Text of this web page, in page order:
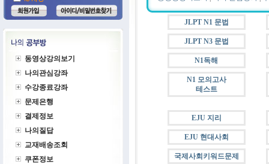
동영상강의보기
나의관심강좌
수강종료강좌
문제은행
결제정보
나의질답
교재배송조회
쿠폰정보
JLPT N1 문법
JLPT N3 문법
N1독해
N1 모의고사
테스트
EJU 지리
EJU 현대사회
국제사회키워드문제